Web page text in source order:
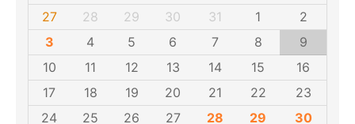
27
28 29 30 31 1
2
3
4 5 6 7 8
9
10
11 12 13 14 15
16
17
18 19 20 21 22
23
24
25 26 27 28 29
30